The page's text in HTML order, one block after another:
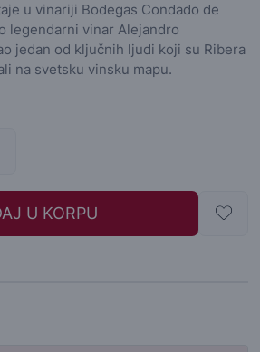
u vinariji Bodegas Condado de
legendarni vinar Alejandro
jedan od ključnih ljudi koji su Ribera
na svetsku vinsku mapu.
U KORPU